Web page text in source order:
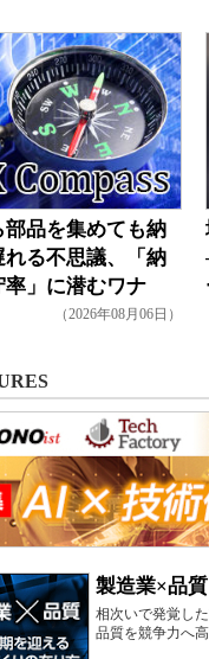
部品を集めても納
れる不思議、「納
率」に潜むワナ
（2026年08月06日）
製造業×品
相次いで発覚し
品質を競争力へ